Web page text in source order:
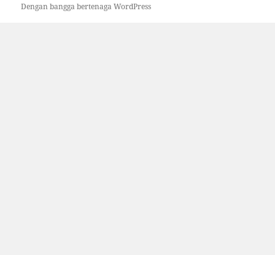
Dengan bangga bertenaga WordPress